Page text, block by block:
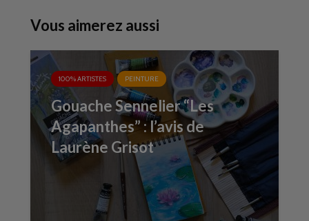
Vous aimerez aussi
100% ARTISTES PEINTURE
Gouache Sennelier “Les
Agapanthes” : l’avis de
Laurène Grisot